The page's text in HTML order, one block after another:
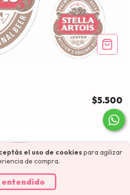
el uso de cookiespara agilizar
de compra.
entendido
$5.500